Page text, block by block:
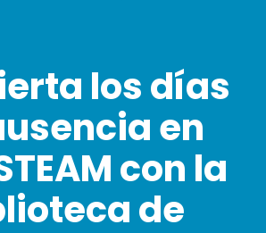
los días
en
con la
de